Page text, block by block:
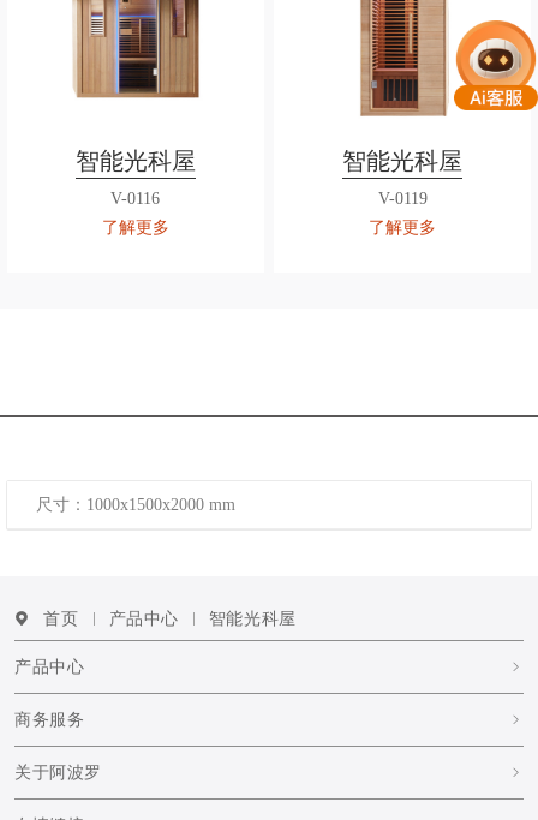
智能光科屋
V-0116
了解更多
智能光科屋
V-0119
了解更多
尺寸：1000x1500x2000 mm
首页 产品中心 智能光科屋
产品中心
商务服务
关于阿波罗